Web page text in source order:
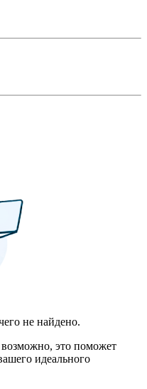
не найдено.
это поможет
идеального